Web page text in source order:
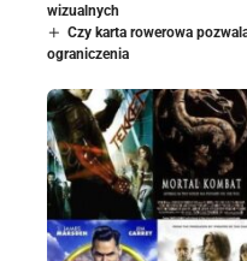
wizualnych
Czy karta rowerowa
ograniczenia